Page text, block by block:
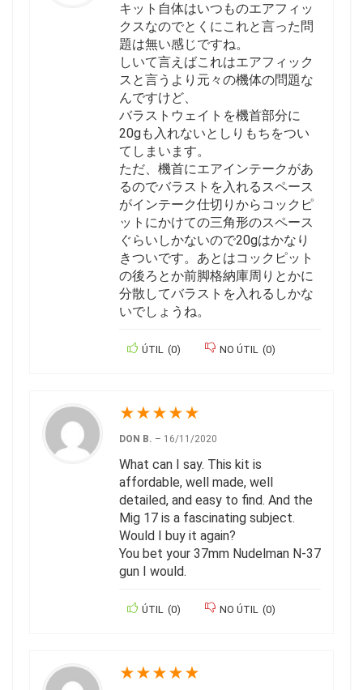
キット自体はいつものエアフィッ
クスなのでとくにこれと言った問
題は無い感じですね。
しいて言えばこれはエアフィック
スと言うより元々の機体の問題な
んですけど、
バラストウェイトを機首部分に
20gも入れないとしりもちをつい
てしまいます。
ただ、機首にエアインテークがあ
るのでバラストを入れるスペース
がインテーク仕切りからコックピ
ットにかけての三角形のスペース
ぐらいしかないので20gはかなり
きついです。あとはコックピット
の後ろとか前脚格納庫周りとかに
分散してバラストを入れるしかな
いでしょうね。
ÚTIL (0) NO ÚTIL (0)
★★★★★
DON B. – 16/11/2020
What can I say. This kit is
affordable, well made, well
detailed, and easy to find. And the
Mig 17 is a fascinating subject.
Would I buy it again?
You bet your 37mm Nudelman N-37
gun I would.
ÚTIL (0) NO ÚTIL (0)
★★★★★